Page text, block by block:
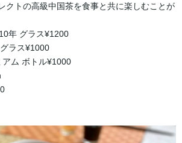
クトの高級中国茶を食事と共に楽しむことが
年 グラス¥1200
ラス¥1000
ム ボトル¥1000